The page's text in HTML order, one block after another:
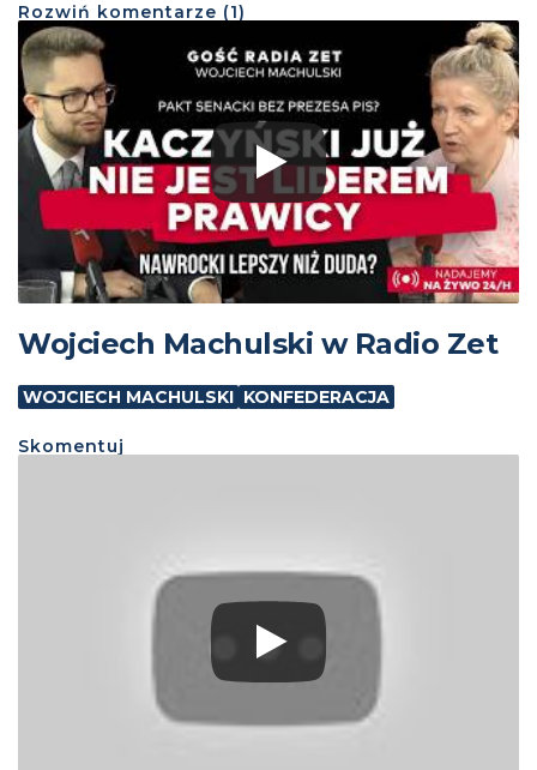
Rozwiń komentarze (1)
Wojciech Machulski w Radio Zet
WOJCIECH MACHULSKI KONFEDERACJA
Skomentuj